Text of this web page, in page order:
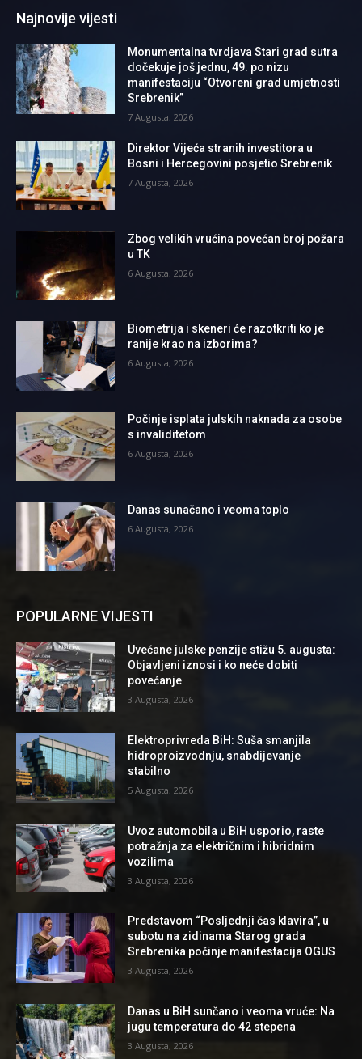
Najnovije vijesti
Monumentalna tvrdjava Stari grad sutra
dočekuje još jednu, 49. po nizu
manifestaciju “Otvoreni grad umjetnosti
Srebrenik”
7 Augusta, 2026
Direktor Vijeća stranih investitora u
Bosni i Hercegovini posjetio Srebrenik
7 Augusta, 2026
Zbog velikih vrućina povećan broj požara
u TK
6 Augusta, 2026
Biometrija i skeneri će razotkriti ko je
ranije krao na izborima?
6 Augusta, 2026
Počinje isplata julskih naknada za osobe
s invaliditetom
6 Augusta, 2026
Danas sunačano i veoma toplo
6 Augusta, 2026
POPULARNE VIJESTI
Uvećane julske penzije stižu 5. augusta:
Objavljeni iznosi i ko neće dobiti
povećanje
3 Augusta, 2026
Elektroprivreda BiH: Suša smanjila
hidroproizvodnju, snabdijevanje
stabilno
5 Augusta, 2026
Uvoz automobila u BiH usporio, raste
potražnja za električnim i hibridnim
vozilima
3 Augusta, 2026
Predstavom “Posljednji čas klavira”, u
subotu na zidinama Starog grada
Srebrenika počinje manifestacija OGUS
3 Augusta, 2026
Danas u BiH sunčano i veoma vruće: Na
jugu temperatura do 42 stepena
3 Augusta, 2026